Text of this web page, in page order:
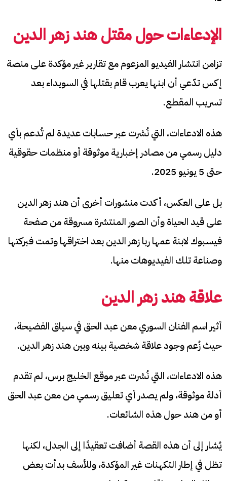
الإدعاءات حول مقتل هند زهر الدين
تزامن انتشار الفيديو المزعوم مع تقارير غير مؤكدة على منصة
إكس تدّعي أن ابنها يعرب قام بقتلها في السويداء بعد
تسريب المقطع.
هذه الادعاءات، التي نُشرت عبر حسابات عديدة لم تُدعم بأي
دليل رسمي من مصادر إخبارية موثوقة أو منظمات حقوقية
حتى 5 يونيو 2025.
بل على العكس، أكدت منشورات أخرى أن هند زهر الدين
على قيد الحياة وأن الصور المنتشرة مسروقة من صفحة
فيسبوك لابنة عمها ربا زهر الدين بعد اختراقها وتمت فبركتها
وصناعة تلك الفيديوهات منها.
علاقة هند زهر الدين
أثير اسم الفنان السوري معن عبد الحق في سياق الفضيحة،
حيث زُعم وجود علاقة شخصية بينه وبين هند زهر الدين.
هذه الادعاءات، التي نُشرت عبر موقع الخليج برس، لم تقدم
أدلة موثوقة، ولم يصدر أي تعليق رسمي من معن عبد الحق
أو من هند حول هذه الشائعات.
يُشار إلى أن هذه القصة أضافت تعقيدًا إلى الجدل، لكنها
تظل في إطار التكهنات غير المؤكدة، وللأسف بدأت بعض